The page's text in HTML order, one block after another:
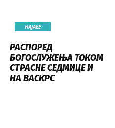
НАЈАВE
РАСПОРЕД
БОГОСЛУЖЕЊА ТОКОМ
СТРАСНЕ СЕДМИЦЕ И
НА ВАСКРС